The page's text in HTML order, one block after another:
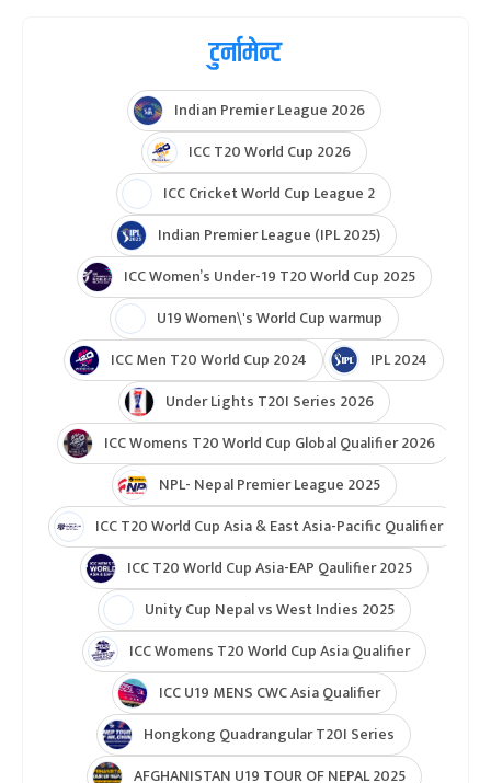
टुर्नामेन्ट
Indian Premier League 2026
ICC T20 World Cup 2026
ICC Cricket World Cup League 2
Indian Premier League (IPL 2025)
ICC Women’s Under-19 T20 World Cup 2025
U19 Women\'s World Cup warmup
ICC Men T20 World Cup 2024
IPL 2024
Under Lights T20I Series 2026
ICC Womens T20 World Cup Global Qualifier 2026
NPL- Nepal Premier League 2025
ICC T20 World Cup Asia & East Asia-Pacific Qualifier
ICC T20 World Cup Asia-EAP Qaulifier 2025
Unity Cup Nepal vs West Indies 2025
ICC Womens T20 World Cup Asia Qualifier
ICC U19 MENS CWC Asia Qualifier
Hongkong Quadrangular T20I Series
AFGHANISTAN U19 TOUR OF NEPAL 2025